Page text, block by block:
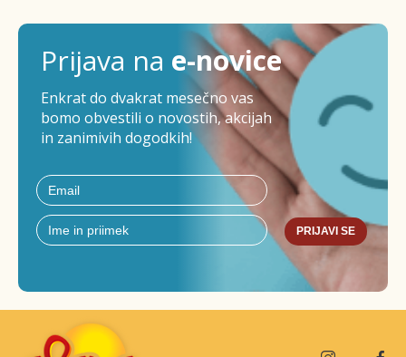
Prijava na e-novice
Enkrat do dvakrat mesečno vas
bomo obvestili o novostih, akcijah
in zanimivih dogodkih!
PRIJAVI SE